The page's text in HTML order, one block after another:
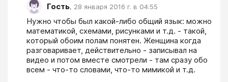
Гость, 28 января 2016 г. в 04:55
Нужно чтобы был какой-либо общий язык: можно
математикой, схемами, рисунками и т.д. - такой,
который обоим полам понятен. Женщина когда
разговаривает, действительно - записывал на
видео и потом вместе смотрели - там сразу обо
всем - что-то словами, что-то мимикой и т.д.